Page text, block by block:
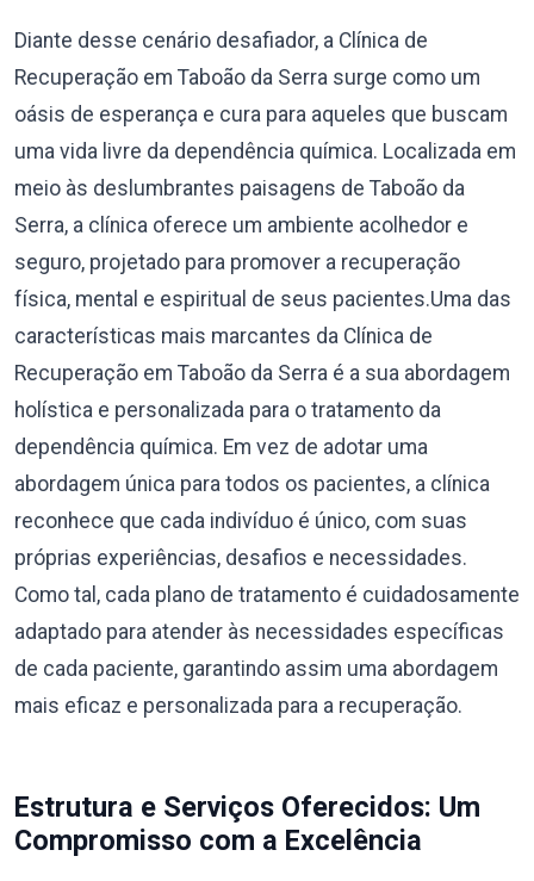
Diante desse cenário desafiador, a Clínica de
Recuperação em Taboão da Serra surge como um
oásis de esperança e cura para aqueles que buscam
uma vida livre da dependência química. Localizada em
meio às deslumbrantes paisagens de Taboão da
Serra, a clínica oferece um ambiente acolhedor e
seguro, projetado para promover a recuperação
física, mental e espiritual de seus pacientes.Uma das
características mais marcantes da Clínica de
Recuperação em Taboão da Serra é a sua abordagem
holística e personalizada para o tratamento da
dependência química. Em vez de adotar uma
abordagem única para todos os pacientes, a clínica
reconhece que cada indivíduo é único, com suas
próprias experiências, desafios e necessidades.
Como tal, cada plano de tratamento é cuidadosamente
adaptado para atender às necessidades específicas
de cada paciente, garantindo assim uma abordagem
mais eficaz e personalizada para a recuperação.
Estrutura e Serviços Oferecidos: Um
Compromisso com a Excelência